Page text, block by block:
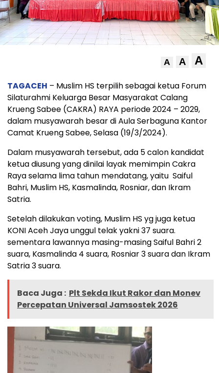
A A A
TAGACEH – Muslim HS terpilih sebagai ketua Forum
Silaturahmi Keluarga Besar Masyarakat Calang
Krueng Sabee (CAKRA) RAYA periode 2024 – 2029,
dalam musyawarah besar di Aula Serbaguna Kantor
Camat Krueng Sabee, Selasa (19/3/2024).
Dalam musyawarah tersebut, ada 5 calon kandidat
ketua diusung yang dinilai layak memimpin Cakra
Raya selama lima tahun mendatang, yaitu Saiful
Bahri, Muslim HS, Kasmalinda, Rosniar, dan Ikram
Satria.
Setelah dilakukan voting, Muslim HS yg juga ketua
KONI Aceh Jaya unggul telak yakni 37 suara.
sementara lawannya masing-masing Saiful Bahri 2
suara, Kasmalinda 4 suara, Rosniar 3 suara dan Ikram
Satria 3 suara.
Baca Juga : Plt Sekda Ikut Rakor dan Monev
Percepatan Universal Jamsostek 2026